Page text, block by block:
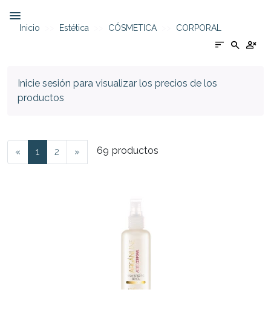
Inicio Estética CÓSMETICA CORPORAL
sort search person_cancel
Inicie sesión para visualizar los precios de los
productos
« 1 2 » 69 productos